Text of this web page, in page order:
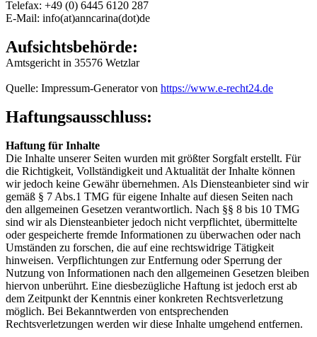
Telefax: +49 (0) 6445 6120 287
E-Mail: info(at)anncarina(dot)de
Aufsichtsbehörde:
Amtsgericht in 35576 Wetzlar
Quelle: Impressum-Generator von https://www.e-recht24.de
Haftungsausschluss:
Haftung für Inhalte
Die Inhalte unserer Seiten wurden mit größter Sorgfalt erstellt. Für
die Richtigkeit, Vollständigkeit und Aktualität der Inhalte können
wir jedoch keine Gewähr übernehmen. Als Diensteanbieter sind wir
gemäß § 7 Abs.1 TMG für eigene Inhalte auf diesen Seiten nach
den allgemeinen Gesetzen verantwortlich. Nach §§ 8 bis 10 TMG
sind wir als Diensteanbieter jedoch nicht verpflichtet, übermittelte
oder gespeicherte fremde Informationen zu überwachen oder nach
Umständen zu forschen, die auf eine rechtswidrige Tätigkeit
hinweisen. Verpflichtungen zur Entfernung oder Sperrung der
Nutzung von Informationen nach den allgemeinen Gesetzen bleiben
hiervon unberührt. Eine diesbezügliche Haftung ist jedoch erst ab
dem Zeitpunkt der Kenntnis einer konkreten Rechtsverletzung
möglich. Bei Bekanntwerden von entsprechenden
Rechtsverletzungen werden wir diese Inhalte umgehend entfernen.